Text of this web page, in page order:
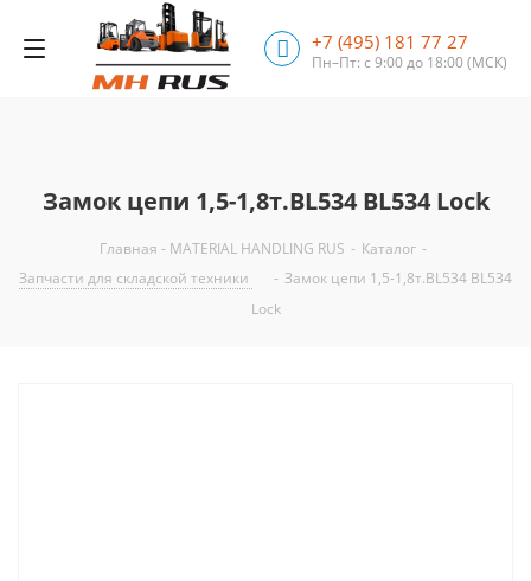
+7 (495) 181 77 27
Пн–Пт: с 9:00 до 18:00(МСК)
Замок цепи 1,5-1,8т.BL534 BL534 Lock
Главная - MATERIAL HANDLING RUS - Каталог -
Запчасти для складской техники
- Замок цепи 1,5-1,8т.BL534 BL534
Lock